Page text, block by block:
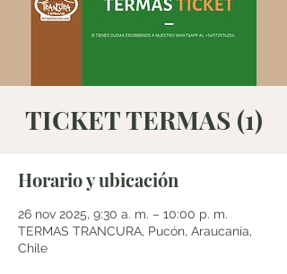
TICKET TERMAS (1)
Horario y ubicación
26 nov 2025, 9:30 a. m. – 10:00 p. m.
TERMAS TRANCURA, Pucón, Araucanía,
Chile